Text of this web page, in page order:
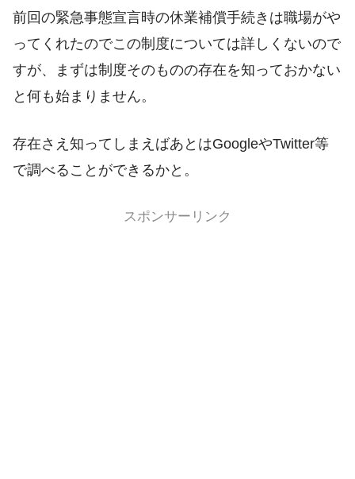
前回の緊急事態宣言時の休業補償手続きは職場がや
ってくれたのでこの制度については詳しくないので
すが、まずは制度そのものの存在を知っておかない
と何も始まりません。
存在さえ知ってしまえばあとはGoogleやTwitter等
で調べることができるかと。
スポンサーリンク